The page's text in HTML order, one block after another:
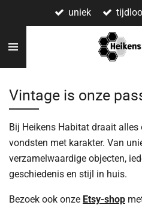
direct
naar
uniek
Vintage is onze
Bij Heikens Habitat draait
vondsten met karakter. Van
verzamelwaardige objecten,
geschiedenis en stijl in huis.
Bezoek ook onze Etsy-shop